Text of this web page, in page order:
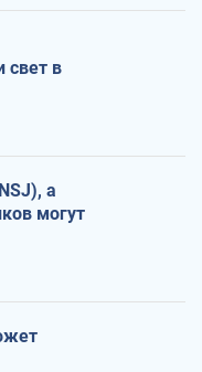
свет в
а
могут